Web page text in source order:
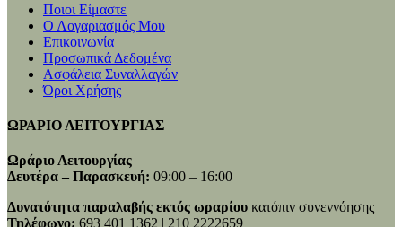
Ποιοι Είμαστε
Ο Λογαριασμός Μου
Επικοινωνία
Προσωπικά Δεδομένα
Ασφάλεια Συναλλαγών
Όροι Χρήσης
ΩΡΑΡΙΟ ΛΕΙΤΟΥΡΓΙΑΣ
Ωράριο Λειτουργίας
Δευτέρα – Παρασκευή: 09:00 – 16:00
Δυνατότητα παραλαβής εκτός ωραρίου κατόπιν συνεννόησης
Τηλέφωνο: 693 401 1362 | 210 2222659